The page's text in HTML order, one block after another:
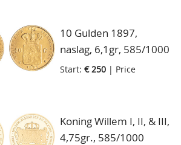
10 Gulden 1897,
naslag, 6,1gr, 585/1000
Start: € 250 | Price
Koning Willem I, II, & III,
4,75gr., 585/1000